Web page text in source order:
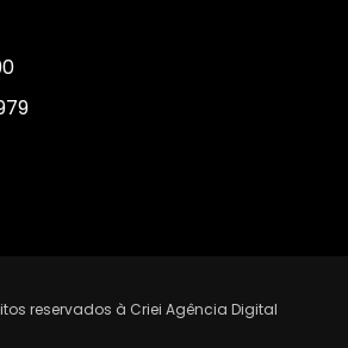
reservados à Criei Agência Digital